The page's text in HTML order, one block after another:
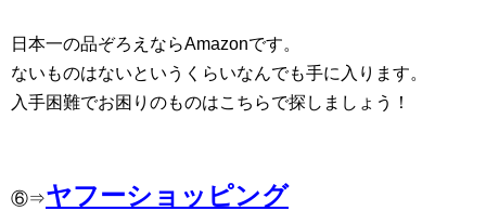
日本一の品ぞろえならAmazonです。
ないものはないというくらいなんでも手に入ります。
入手困難でお困りのものはこちらで探しましょう！
⑥⇒ヤフーショッピング